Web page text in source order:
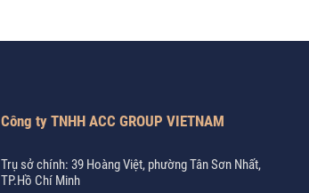
Công ty TNHH ACC GROUP VIETNAM
Trụ sở chính: 39 Hoàng Việt, phường Tân Sơn Nhất,
TP.Hồ Chí Minh